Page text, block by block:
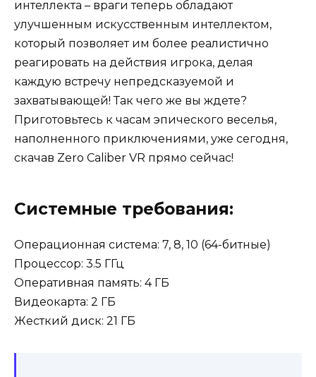
интеллекта – враги теперь обладают
улучшенным искусственным интеллектом,
который позволяет им более реалистично
реагировать на действия игрока, делая
каждую встречу непредсказуемой и
захватывающей! Так чего же вы ждете?
Приготовьтесь к часам эпического веселья,
наполненного приключениями, уже сегодня,
скачав Zero Caliber VR прямо сейчас!
Системные требования:
Операционная система: 7, 8, 10 (64-битные)
Процессор: 3.5 ГГц
Оперативная память: 4 ГБ
Видеокарта: 2 ГБ
Жесткий диск: 21 ГБ